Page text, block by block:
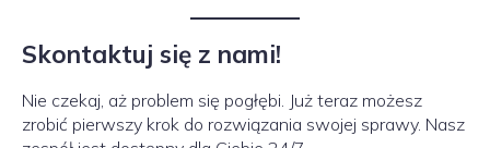
Skontaktuj się z nami!
Nie czekaj, aż problem się pogłębi. Już teraz możesz
zrobić pierwszy krok do rozwiązania swojej sprawy. Nasz